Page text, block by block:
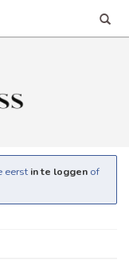
eerst in te loggen of